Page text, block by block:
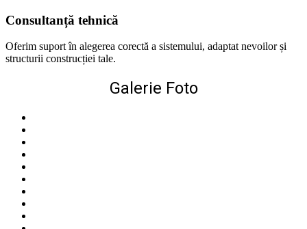
Consultanță tehnică
Oferim suport în alegerea corectă a sistemului, adaptat nevoilor și
structurii construcției tale.
Galerie Foto